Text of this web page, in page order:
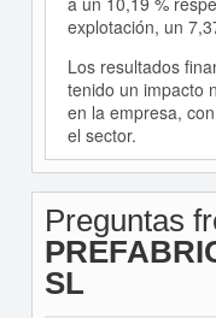
explotación, un
Los resultados
tenido un impacto
en la empresa,
el sector.
Preguntas
SL